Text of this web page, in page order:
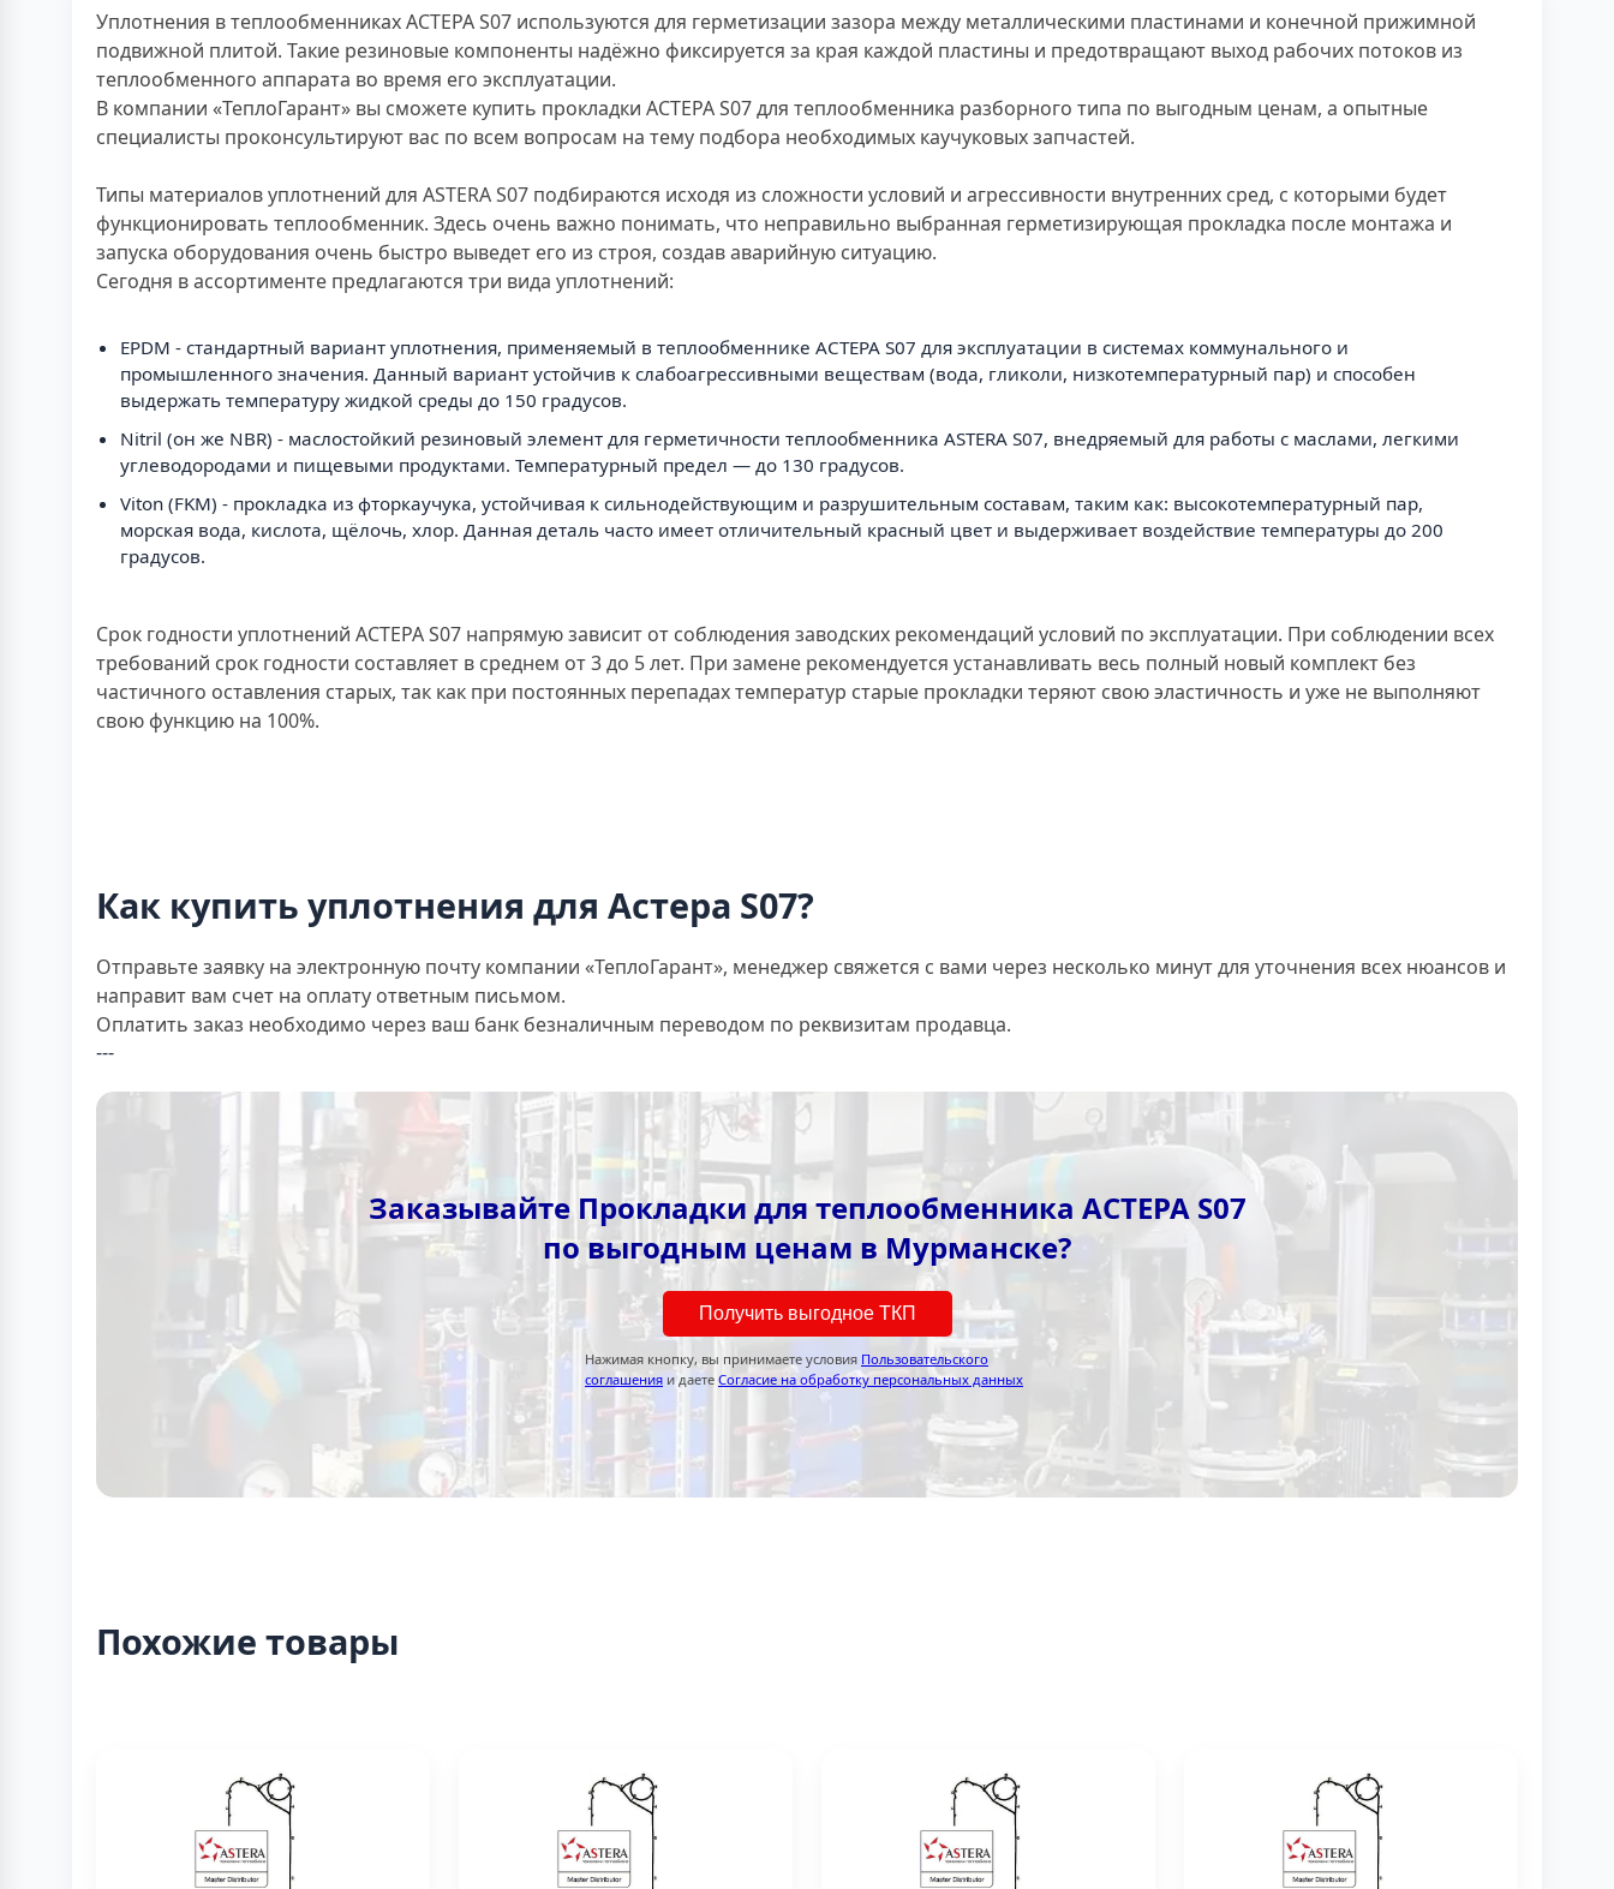
Уплотнения в теплообменниках АСТЕРА S07 используются для герметизации зазора между металлическими пластинами и конечной прижимной
подвижной плитой. Такие резиновые компоненты надёжно фиксируется за края каждой пластины и предотвращают выход рабочих потоков из
теплообменного аппарата во время его эксплуатации.
В компании «ТеплоГарант» вы сможете купить прокладки АСТЕРА S07 для теплообменника разборного типа по выгодным ценам, а опытные
специалисты проконсультируют вас по всем вопросам на тему подбора необходимых каучуковых запчастей.
Типы материалов уплотнений для ASTERA S07 подбираются исходя из сложности условий и агрессивности внутренних сред, с которыми будет
функционировать теплообменник. Здесь очень важно понимать, что неправильно выбранная герметизирующая прокладка после монтажа и
запуска оборудования очень быстро выведет его из строя, создав аварийную ситуацию.
Сегодня в ассортименте предлагаются три вида уплотнений:
EPDM - стандартный вариант уплотнения, применяемый в теплообменнике АСТЕРА S07 для эксплуатации в системах коммунального и
промышленного значения. Данный вариант устойчив к слабоагрессивными веществам (вода, гликоли, низкотемпературный пар) и способен
выдержать температуру жидкой среды до 150 градусов.
Nitril (он же NBR) - маслостойкий резиновый элемент для герметичности теплообменника ASTERA S07, внедряемый для работы с маслами, легкими
углеводородами и пищевыми продуктами. Температурный предел — до 130 градусов.
Viton (FKM) - прокладка из фторкаучука, устойчивая к сильнодействующим и разрушительным составам, таким как: высокотемпературный пар,
морская вода, кислота, щёлочь, хлор. Данная деталь часто имеет отличительный красный цвет и выдерживает воздействие температуры до 200
градусов.
Срок годности уплотнений АСТЕРА S07 напрямую зависит от соблюдения заводских рекомендаций условий по эксплуатации. При соблюдении всех
требований срок годности составляет в среднем от 3 до 5 лет. При замене рекомендуется устанавливать весь полный новый комплект без
частичного оставления старых, так как при постоянных перепадах температур старые прокладки теряют свою эластичность и уже не выполняют
свою функцию на 100%.
Как купить уплотнения для Астера S07?
Отправьте заявку на электронную почту компании «ТеплоГарант», менеджер свяжется с вами через несколько минут для уточнения всех нюансов и
направит вам счет на оплату ответным письмом.
Оплатить заказ необходимо через ваш банк безналичным переводом по реквизитам продавца.
---
Заказывайте Прокладки для теплообменника АСТЕРА S07
по выгодным ценам в Мурманске?
Получить выгодное ТКП
Нажимая кнопку, вы принимаете условия Пользовательского
соглашения и даете Согласие на обработку персональных данных
Похожие товары